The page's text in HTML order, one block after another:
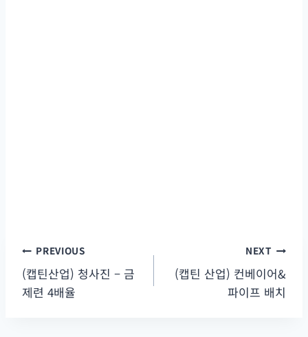
글
탐
PREVIOUS
(캡틴산업) 청사진 – 금
제련 4배율
NEXT
(캡틴 산업) 컨베이어&
파이프 배치